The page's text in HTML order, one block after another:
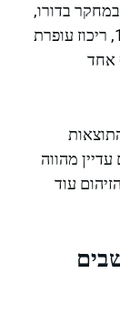
בדורו,
צפון קרוליינה, קרוב לבתים שנבנו לפני 1978, ריכוז עופרת
אחד
מהווה
עוד